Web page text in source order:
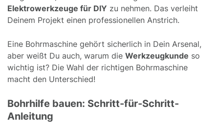
Elektrowerkzeuge für DIY zu nehmen. Das verleiht
Deinem Projekt einen professionellen Anstrich.
Eine Bohrmaschine gehört sicherlich in Dein Arsenal,
aber weißt Du auch, warum die Werkzeugkunde so
wichtig ist? Die Wahl der richtigen Bohrmaschine
macht den Unterschied!
Bohrhilfe bauen: Schritt-für-Schritt-
Anleitung